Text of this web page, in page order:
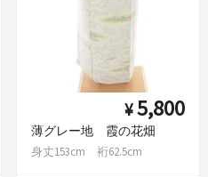
¥5,800
薄グレー地 霞の花畑
身丈153cm 裄62.5cm